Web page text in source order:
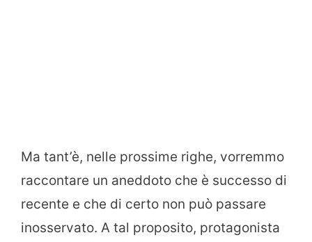
Ma tant’è, nelle prossime righe, vorremmo
raccontare un aneddoto che è successo di
recente e che di certo non può passare
inosservato. A tal proposito, protagonista